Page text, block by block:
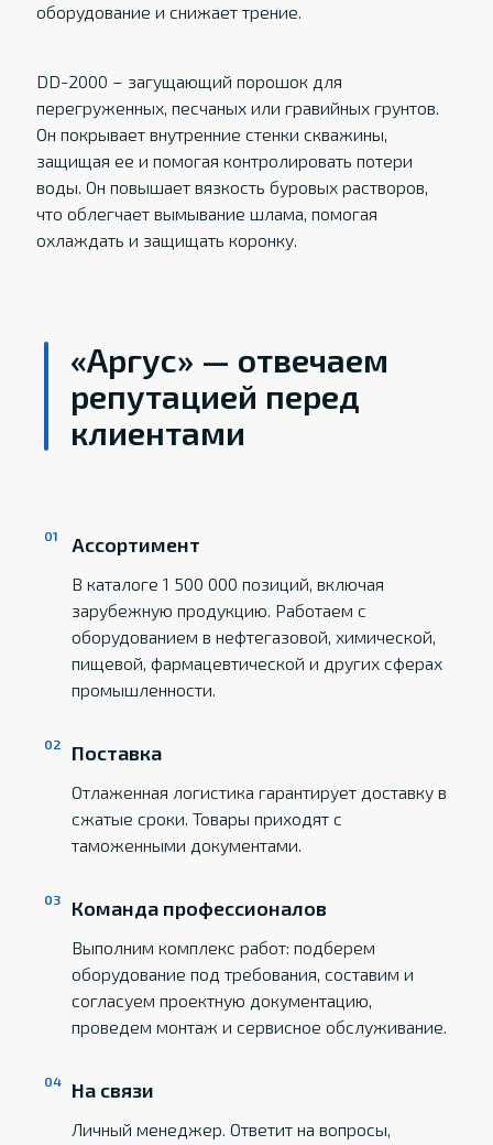
оборудование и снижает трение.
DD-2000 – загущающий порошок для
перегруженных, песчаных или гравийных грунтов.
Он покрывает внутренние стенки скважины,
защищая ее и помогая контролировать потери
воды. Он повышает вязкость буровых растворов,
что облегчает вымывание шлама, помогая
охлаждать и защищать коронку.
«Аргус» — отвечаем
репутацией перед
клиентами
Ассортимент
В каталоге 1 500 000 позиций, включая
зарубежную продукцию. Работаем с
оборудованием в нефтегазовой, химической,
пищевой, фармацевтической и других сферах
промышленности.
Поставка
Отлаженная логистика гарантирует доставку в
сжатые сроки. Товары приходят с
таможенными документами.
Команда профессионалов
Выполним комплекс работ: подберем
оборудование под требования, составим и
согласуем проектную документацию,
проведем монтаж и сервисное обслуживание.
На связи
Личный менеджер. Ответит на вопросы,